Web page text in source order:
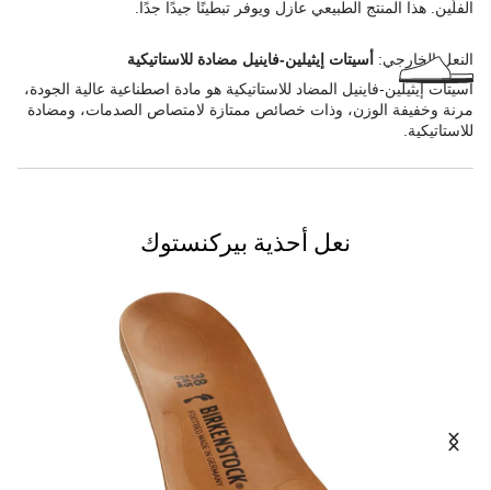
الفلّين. هذا المنتج الطبيعي عازل ويوفر تبطينًا جيدًا جدًا.
النعل الخارجي: أسيتات إيثيلين-فاينيل مضادة للاستاتيكية
أسيتات إيثيلين-فاينيل المضاد للاستاتيكية هو مادة اصطناعية عالية الجودة،
مرنة وخفيفة الوزن، وذات خصائص ممتازة لامتصاص الصدمات، ومضادة
للاستاتيكية.
نعل أحذية بيركنستوك